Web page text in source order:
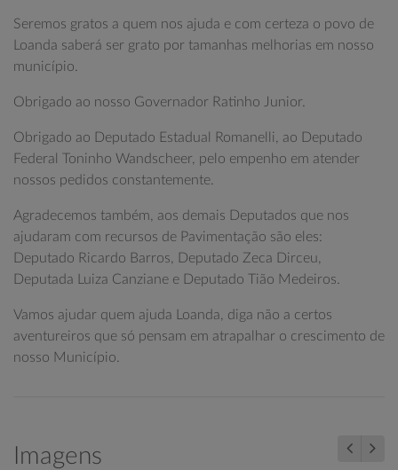
Seremos gratos a quem nos ajuda e com certeza o povo de
Loanda saberá ser grato por tamanhas melhorias em nosso
município.
Obrigado ao nosso Governador Ratinho Junior.
Obrigado ao Deputado Estadual Romanelli, ao Deputado
Federal Toninho Wandscheer, pelo empenho em atender
nossos pedidos constantemente.
Agradecemos também, aos demais Deputados que nos
ajudaram com recursos de Pavimentação são eles:
Deputado Ricardo Barros, Deputado Zeca Dirceu,
Deputada Luiza Canziane e Deputado Tião Medeiros.
Vamos ajudar quem ajuda Loanda, diga não a certos
aventureiros que só pensam em atrapalhar o crescimento de
nosso Município.
Imagens